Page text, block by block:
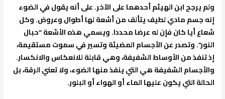
ولم يرجح ابن الهيثم أحدهما على الآخر. على أنه يقول في الضوء
إنه جسم مادي لطيف يتألف من أشعة لها أطوال وعروض. وكل
شعاع أيا كان فإن له عرضا محددا. ويسمي هذه الأشعة “حبال
النور”. وتصدر عن الأجسام المضيئة وتسير في سموت مستقيمة،
إذ تنفذ من الأوساط الشفيفة، وهي قابلة للانعكاس والانكسار.
والأجسام الشفيفة هي التي ينفذ منها الضوء، ولا تعني الرقة، بل
الحالة التي يكون عليها الماء أو الهواء أو البلور.